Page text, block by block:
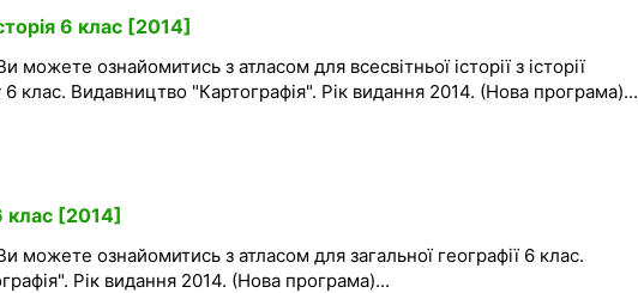
6 клас [2014]
можете ознайомитись з атласом для всесвітньої історії з історії
6 клас. Видавництво "Картографія". Рік видання 2014. (Нова програма)...
клас [2014]
можете ознайомитись з атласом для загальної географії 6 клас.
Рік видання 2014. (Нова програма)...